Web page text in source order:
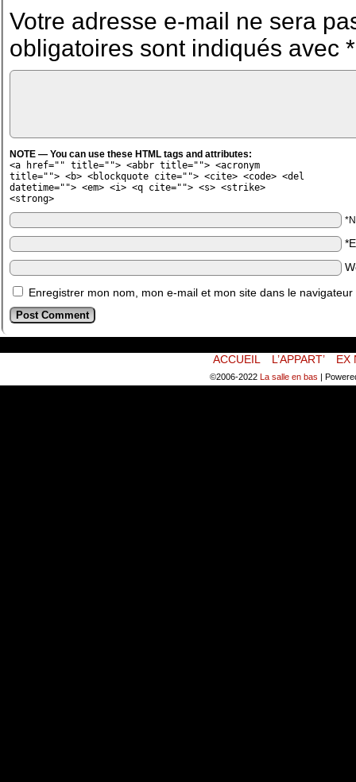
Votre adresse e-mail ne sera
obligatoires sont indiqués avec *
NOTE — You can use these HTML tags and attributes:
<a href="" title=""> <abbr title=""> <acronym
title=""> <b> <blockquote cite=""> <cite> <code> <del
datetime=""> <em> <i> <q cite=""> <s> <strike>
<strong>
Enregistrer mon nom, mon e-mail et mon site dans le
ACCUEIL L’APPART’ EX
©2006-2022 La salle en bas |